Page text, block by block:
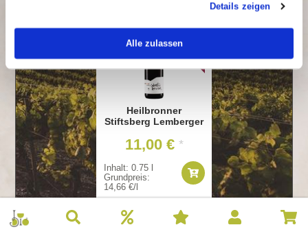
Details zeigen
Alle zulassen
WEIN DES MONATS
Heilbronner
Stiftsberg Lemberger
11,00 € *
Inhalt: 0.75 l
Grundpreis:
14,66 €/l